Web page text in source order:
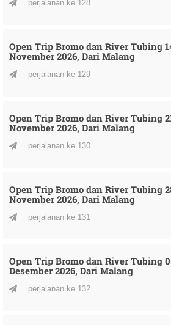
perjalanan ke 128
Open Trip Bromo dan River Tubing
November 2026, Dari Malang
perjalanan ke 129
Open Trip Bromo dan River Tubing
November 2026, Dari Malang
perjalanan ke 130
Open Trip Bromo dan River Tubing
November 2026, Dari Malang
perjalanan ke 131
Open Trip Bromo dan River Tubing
Desember 2026, Dari Malang
perjalanan ke 132